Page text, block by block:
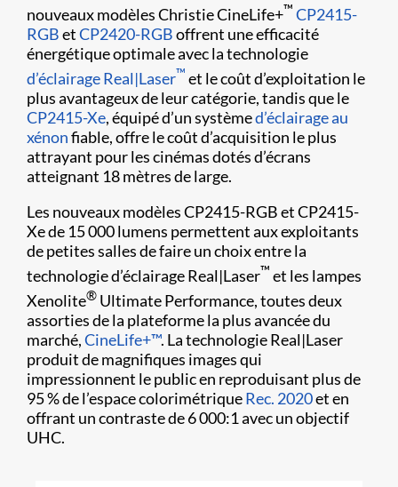
nouveaux modèles Christie CineLife+™ CP2415-
RGBetCP2420-RGBoffrent une efficacité
énergétique optimale avec la technologie
d’éclairage Real|Laser™ et le coût d’exploitation le
plus avantageux de leur catégorie, tandis que le
CP2415-Xe, équipé d’un systèmed’éclairage au
xénonfiable, offre le coût d’acquisition le plus
attrayant pour les cinémas dotés d’écrans
atteignant 18 mètres de large.
Les nouveaux modèles CP2415-RGB et CP2415-
Xe de 15 000 lumens permettent aux exploitants
de petites salles de faire un choix entre la
technologie d’éclairage Real|Laser™ et les lampes
Xenolite® Ultimate Performance, toutes deux
assorties de la plateforme la plus avancée du
marché,CineLife+™. La technologie Real|Laser
produit de magnifiques images qui
impressionnent le public en reproduisant plus de
95 % de l’espace colorimétriqueRec. 2020et en
offrant un contraste de 6 000:1 avec un objectif
UHC.